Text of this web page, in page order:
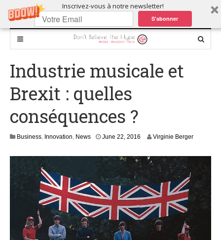
Inscrivez-vous à notre newsletter!
S'abonner
Industrie musicale et
Brexit : quelles
conséquences ?
Business, Innovation, News June 22, 2016
e
2
,
2
0
1
6
Virginie Berger